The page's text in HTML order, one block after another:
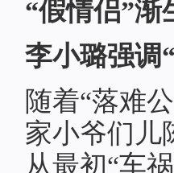
“假情侣”渐
李小璐强调
随着“落难
家小爷们儿
从最初“车